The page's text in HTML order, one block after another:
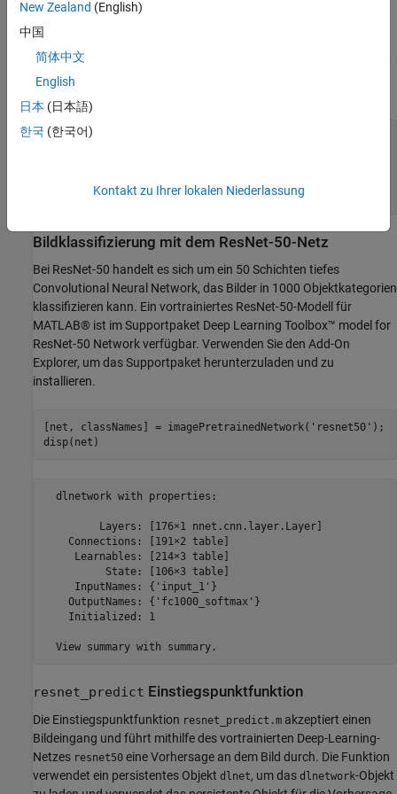
Verifizieren der GPU-Umgebung
Verwenden Sie die Funktion
und Bibliotheken korrekt eingerichtet wurden.
envCfg = coder.gpuEnvConfig(
Bildklassifizierung mit dem ResNet-50-Netz
Bei ResNet-50 handelt es sich um ein 50 Schichten tiefes
Convolutional Neural Network, das Bilder in 1000 Objektkategorien
klassifizieren kann. Ein vortrainiertes ResNet-50-Modell für
MATLAB® ist im Supportpaket Deep Learning Toolbox™ model for
ResNet-50 Network verfügbar. Verwenden Sie den Add-On
Explorer, um das Supportpaket herunterzuladen und zu
installieren.
[net, classNames] = imagePretrainedNetwork( 'resnet50' );
disp(net)
  dlnetwork with properties:
         Layers: [176×1 nnet.cnn.layer.Layer]
    Connections: [191×2 table]
     Learnables: [214×3 table]
          State: [106×3 table]
     InputNames: {'input_1'}
    OutputNames: {'fc1000_softmax'}
    Initialized: 1
resnet_predict Einstiegspunktfunktion
Die Einstiegspunktfunktion resnet_predict.m akzeptiert einen
Bildeingang und führt mithilfe des vortrainierten Deep-Learning-
Netzes resnet50 eine Vorhersage an dem Bild durch. Die Funktion
verwendet ein persistentes Objekt dlnet, um das dlnetwork-Objekt
New Zealand (English)
中国
简体中文
English
日本 (日本語)
한국 (한국어)
Kontakt zu Ihrer lokalen Niederlassung